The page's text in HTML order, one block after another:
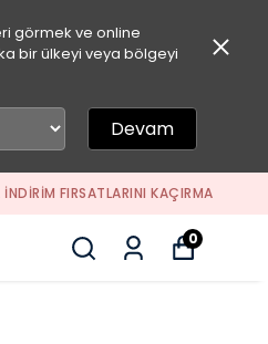
görmek ve online
bir ülkeyi veya bölgeyi
Devam
FIRSATLARINI KAÇIRMA
0